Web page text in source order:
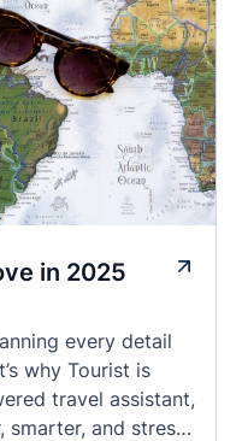
in 2025
every detail
why Tourist is
travel assistant,
and stress-